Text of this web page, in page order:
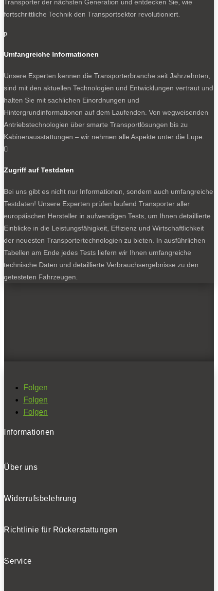
Transporter der nächsten Generation und entdecken Sie, wie
fortschrittliche Technik den Transportsektor revolutioniert.
p
Umfangreiche Informationen
Unsere Experten kennen die Transporterbranche seit Jahrzehnten,
sind mit den aktuellen Technologien und Entwicklungen vertraut und
halten Sie mit sachlichen Einordnungen und
Hintergrundinformationen auf dem Laufenden. Von wegweisenden
Antriebstechnologien über smarte Transportlösungen bis zu
Kabinenausstattungen – wir nehmen alle Aspekte unter die Lupe.

Zugriff auf Testdaten
Bei uns gibt es nicht nur Informationen, sondern auch umfangreiche
Testdaten! Unsere Experten prüfen laufend Transporter aller
europäischen Hersteller in aufwendigen Tests, um Ihnen detaillierte
Einblicke in die Leistungsfähigkeit, Effizienz und Wirtschaftlichkeit
der neuesten Transportertechnologien zu bieten. In ausführlichen
Tabellen am Ende jedes Tests liefern wir Ihnen umfangreiche
technische Daten und detaillierte Verbrauchsergebnisse zu den
getesteten Fahrzeugen.
Folgen
Folgen
Folgen
Informationen
Über uns
Widerrufsbelehrung
Richtlinie für Rückerstattungen
Service